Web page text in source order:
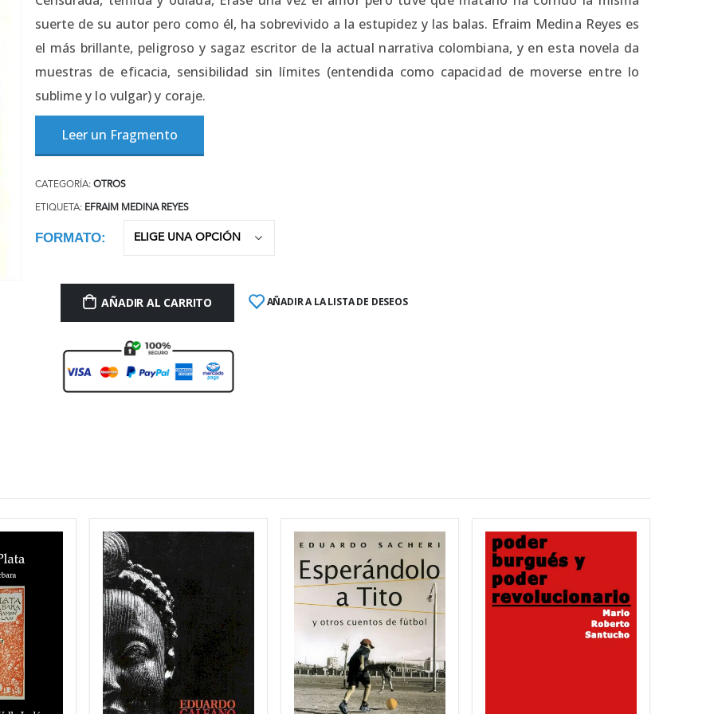
suerte de su autor pero como él, ha sobrevivido a la estupidez y las balas. Efraim Medina Reyes es
el más brillante, peligroso y sagaz escritor de la actual narrativa colombiana, y en esta novela da
muestras de eficacia, sensibilidad sin límites (entendida como capacidad de moverse entre lo
sublime y lo vulgar) y coraje.
Leer un Fragmento
CATEGORÍA: OTROS
ETIQUETA: EFRAIM MEDINA REYES
FORMATO
AÑADIR AL CARRITO AÑADIR A LA LISTA DE DESEOS